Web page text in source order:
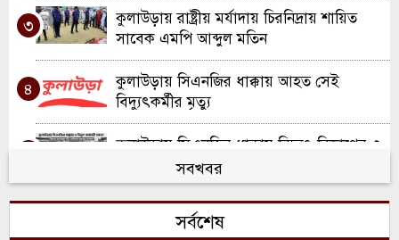
৩
কুলাউড়ায় রাষ্ট্রীয় মর্যাদায় চিরনিদ্রায় শায়িত
সাবেক এমপি আব্দুল মতিন
৪
কুলাউড়ায় সিএনজির ধাক্কায় আহত সেই
বিদ্যুৎকর্মীর মৃত্যু
কুলাউড়ায় সিএনজির ধাক্কায় বিদ্যুৎ বিভাগের ৩
কর্মী আহত; একজন আইসিইউতে
খাল খননে নতুন দিগন্ত: কুলাউড়ায় ২ কোটি
টাকার প্রকল্পের যাত্রা
সবখবর
সর্বশেষ